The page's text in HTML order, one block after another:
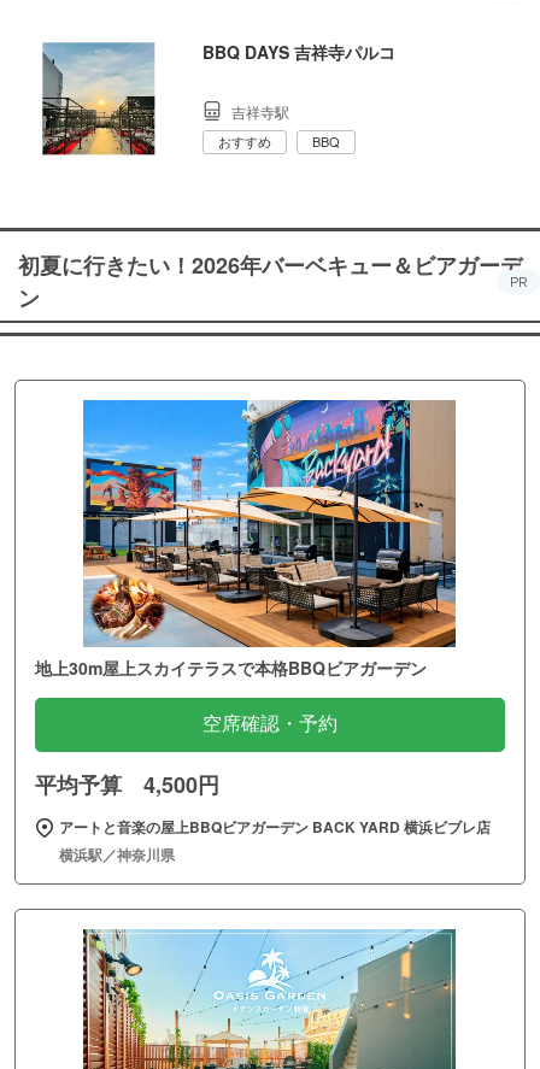
BBQ DAYS 吉祥寺パルコ
吉祥寺駅
おすすめ BBQ
初夏に行きたい！2026年バーベキュー＆ビアガーデ
ン
PR
地上30m屋上スカイテラスで本格BBQビアガーデン
空席確認・予約
平均予算 4,500円
アートと音楽の屋上BBQビアガーデン BACK YARD 横浜ビブレ店
横浜駅／神奈川県